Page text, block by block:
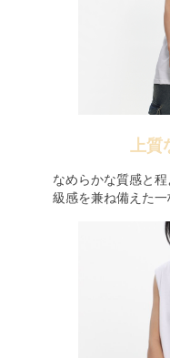
上質
なめらかな質感と
級感を兼ね備えた一